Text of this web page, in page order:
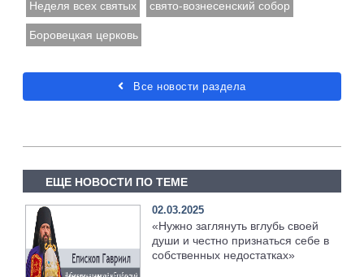
Неделя всех святых свято-вознесенский собор
Боровецкая церковь
Все новости раздела
ЕЩЕ НОВОСТИ ПО ТЕМЕ
02.03.2025
«Нужно заглянуть вглубь своей
души и честно признаться себе в
собственных недостатках»